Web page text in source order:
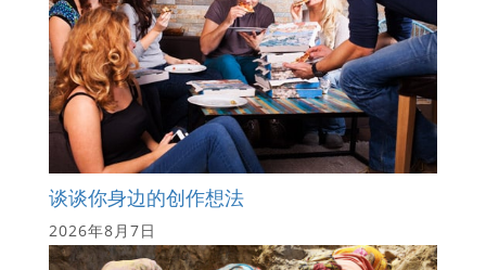
谈谈你身边的创作想法
2026年8月7日